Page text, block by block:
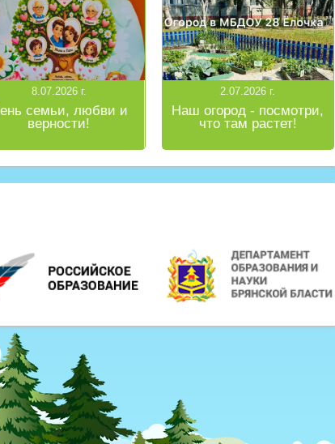
8.07.2026 г.
семьи, любви и
верности!
2.07.2026 г.
Наш огород - посмотри,
что там растет!